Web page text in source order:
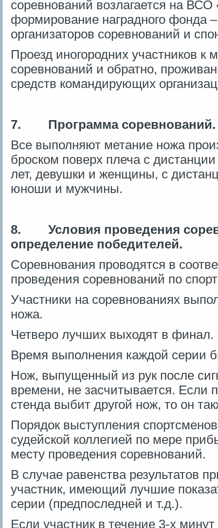
соревнований возлагается на
формирование наградного фонда –
организаторов соревнований и
Проезд иногородних участников к
соревнований и обратно,
средств командирующих
7. Программа соревнований.
Все выполняют метание ножа
броском поверх плеча с
лет, девушки и женщины, с
юноши и мужчины.
8. Условия проведения
определение победителей.
Соревнования проводятся в
проведения соревнований по
Участники на соревнованиях
ножа.
Четверо лучших выходят в финал.
Время выполнения каждой серии
Нож, выпущенный из рук после
времени, не засчитывается. Если
стенда выбит другой нож, то он
Порядок выступления
судейской коллегией по мере
месту проведения соревнований.
В случае равенства результатов
участник, имеющий лучшие
серии (предпоследней и т.д.).
Если участник в течение 3-х